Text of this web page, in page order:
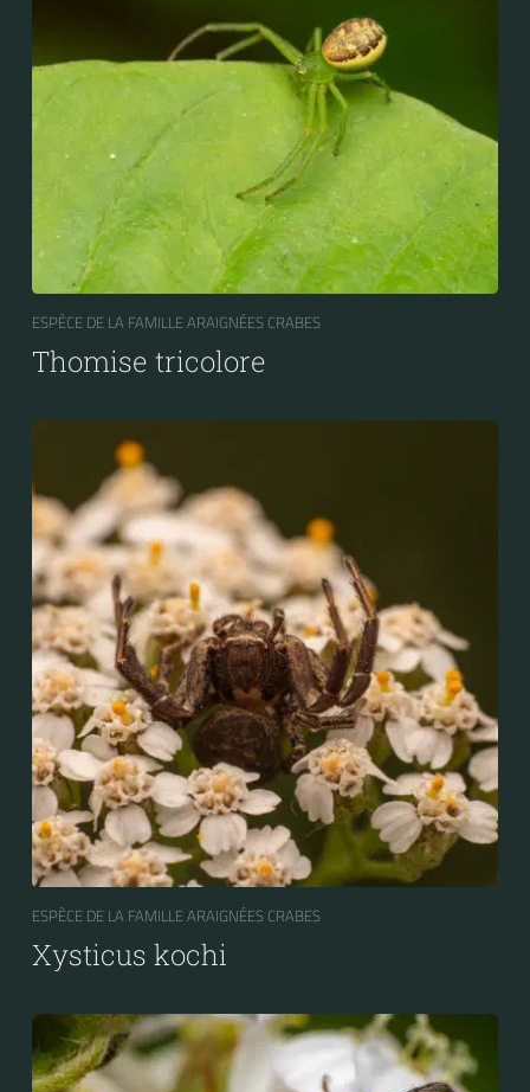
ESPÈCE DE LA FAMILLE ARAIGNÉES CRABES
Thomise tricolore
ESPÈCE DE LA FAMILLE ARAIGNÉES CRABES
Xysticus kochi